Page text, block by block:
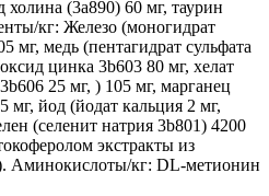
холина (3a890) 60 мг, таурин
кг: Железо (моногидрат
мг, медь (пентагидрат сульфата
цинка 3b603 80 мг, хелат
25 мг, ) 105 мг, марганец
мг, йод (йодат кальция 2 мг,
(селенит натрия 3b801) 4200
экстракты из
Аминокислоты/кг: DL-метионин